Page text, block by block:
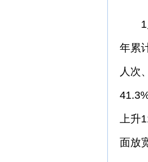
1月
年累
人次
上升
面放